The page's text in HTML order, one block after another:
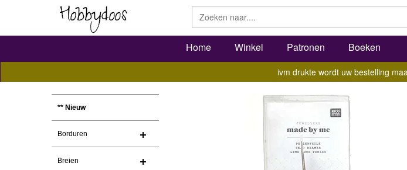
Home Winkel Patronen Boeken
ivm drukte wordt uw bestelling
** Nieuw
Borduren
Breien